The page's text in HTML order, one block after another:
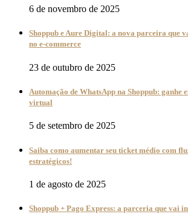
6 de novembro de 2025
Shoppub e Aure Digital: a nova parceira que
no e-commerce
23 de outubro de 2025
Automação de WhatsApp na Shoppub: ganhe
virtual
5 de setembro de 2025
Saiba como aumentar seu ticket médio com
estratégicos!
1 de agosto de 2025
Shoppub + Pago Express: a parceria que vai